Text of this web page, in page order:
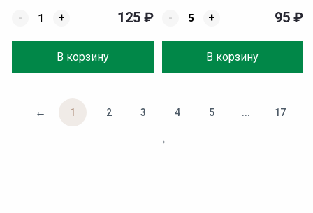
-
+
В корзину
125 ₽
-
+
В корзину
95 ₽
← 1 2 3 4 5 ... 17
→